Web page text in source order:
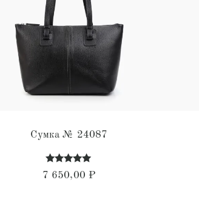
Сумка № 24087
Оценка
5.00
7 650,00 ₽